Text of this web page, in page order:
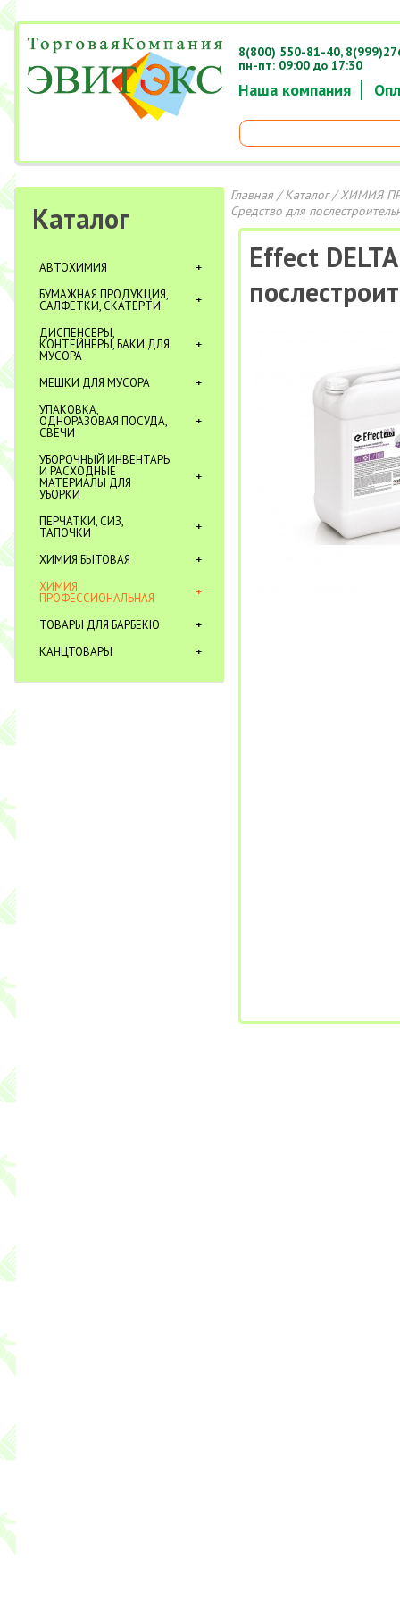
Наша компания
8(800) 550-81-40,
пн-пт: 09:00 до 17:30
Каталог
АВТОХИМИЯ
БУМАЖНАЯ ПРОДУКЦИЯ,
САЛФЕТКИ, СКАТЕРТИ
ДИСПЕНСЕРЫ,
КОНТЕЙНЕРЫ, БАКИ ДЛЯ
МУСОРА
МЕШКИ ДЛЯ МУСОРА
УПАКОВКА,
ОДНОРАЗОВАЯ ПОСУДА,
СВЕЧИ
УБОРОЧНЫЙ ИНВЕНТАРЬ
И РАСХОДНЫЕ
МАТЕРИАЛЫ ДЛЯ
УБОРКИ
ПЕРЧАТКИ, СИЗ,
ТАПОЧКИ
ХИМИЯ БЫТОВАЯ
ХИМИЯ
ПРОФЕССИОНАЛЬНАЯ
ТОВАРЫ ДЛЯ БАРБЕКЮ
КАНЦТОВАРЫ
Главная/Каталог/ХИМИЯ
Средство для
Effect